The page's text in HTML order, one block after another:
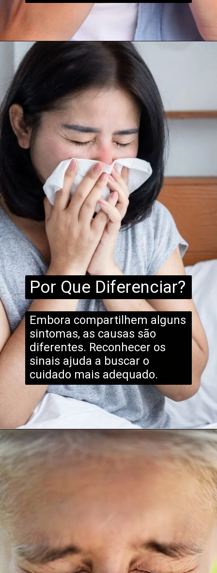
Embora compartilhem alguns
sintomas, as causas são
diferentes. Reconhecer os
sinais ajuda a buscar o
cuidado mais adequado.
Por Que Diferenciar?